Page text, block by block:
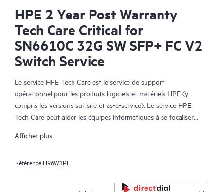
HPE 2 Year Post Warranty
Tech Care Critical for
SN6610C 32G SW SFP+ FC V2
Switch Service
Le service HPE Tech Care est le service de support
opérationnel pour les produits logiciels et matériels HPE (y
compris les versions sur site et as-a-service). Le service HPE
Tech Care peut aider les équipes informatiques à se focaliser
chercher proactivement de meilleures méthodes de travail,
spécialistes produit et fournit des conseils techniques généraux,
Afficher plus
Référence H96W1PE